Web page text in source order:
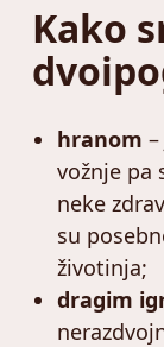
Kako
hranom
vožnje pa
neke
su
životinja;
dragim